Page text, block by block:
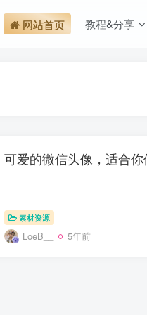
网站首页 教程&分享
可爱的微信头像，适合你
素材资源
LoeB__ 5年前